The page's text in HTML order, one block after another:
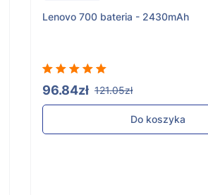
Lenovo 700 bateria - 2430mAh
96.84zł 121.05zł
Do koszyka